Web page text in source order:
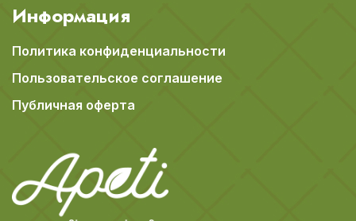
Информация
Политика конфиденциальности
Пользовательское соглашение
Публичная оферта